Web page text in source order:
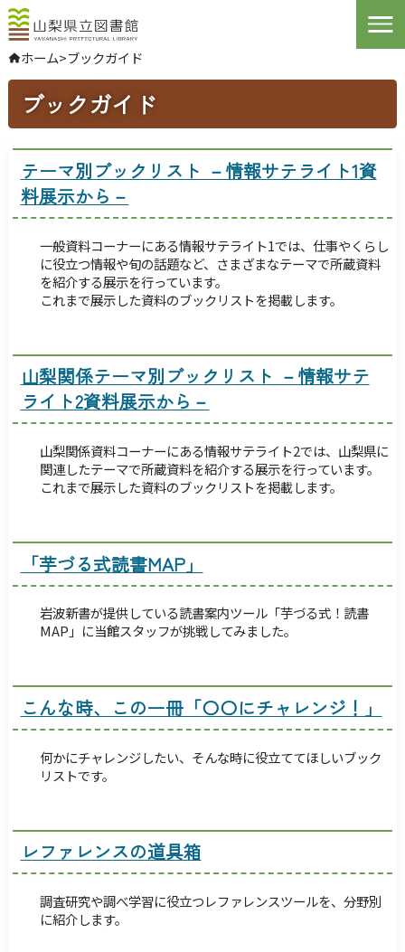
Open
やさしい日本語
よくある質問
お問い合わせ
ログインする
文字サイズ 拡大 標準
縮小
背景色指定
標準 青
黒
ふりがな
表示
障害のある方へ
サイトマップ
Foreign Language
検索
ホーム>ブックガイド
ブックガイド
テーマ別ブックリスト －情報サテライト1資
料展示から－
一般資料コーナーにある情報サテライト1では、仕事やくらし
に役立つ情報や旬の話題など、さまざまなテーマで所蔵資料
を紹介する展示を行っています。
これまで展示した資料のブックリストを掲載します。
山梨関係テーマ別ブックリスト －情報サテ
ライト2資料展示から－
山梨関係資料コーナーにある情報サテライト2では、山梨県に
関連したテーマで所蔵資料を紹介する展示を行っています。
これまで展示した資料のブックリストを掲載します。
「芋づる式読書MAP」
岩波新書が提供している読書案内ツール「芋づる式！読書
MAP」に当館スタッフが挑戦してみました。
こんな時、この一冊「〇〇にチャレンジ！」
何かにチャレンジしたい、そんな時に役立ててほしいブック
リストです。
レファレンスの道具箱
調査研究や調べ学習に役立つレファレンスツールを、分野別
に紹介します。